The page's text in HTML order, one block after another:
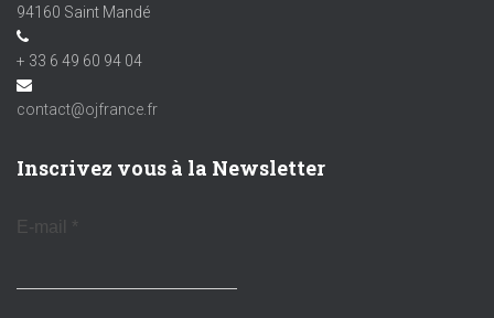
94160 Saint Mandé
+ 33 6 49 60 94 04
contact@ojfrance.fr
Inscrivez vous à la Newsletter
E-mail *